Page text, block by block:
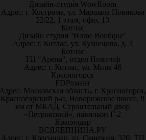
Дизайн-студия WowRoom
Адрес: г. Кострома, ул. Маршала Новикова
22/22, 1 этаж, офис 13
Котлас
Дизайн студия "Home Boutique"
Адрес: г. Котлас, ул. Кузнецова, д. 3
Котлас
ТЦ "Арена", отдел Позитиф
Адрес: г. Котлас, ул. Мира 46
Красногорск
FDPmaster
Московская область, г. Красногорск,
Красногорский р-н, Новорижское шоссе, 9
км от МКАД. Строительный двор
«Петровский», павильон Г-2
Краснодар
ВСЯЛЕПНИНА.РУ
Адрес: г. Краснодар, ул. Северная, 320, ТЦ